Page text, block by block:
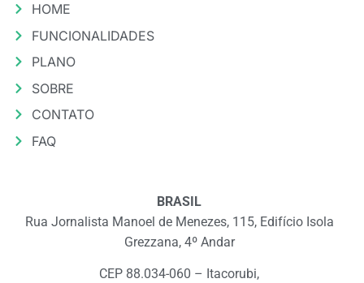
HOME
FUNCIONALIDADES
PLANO
SOBRE
CONTATO
FAQ
BRASIL
Rua Jornalista Manoel de Menezes, 115, Edifício Isola
Grezzana, 4º Andar
CEP 88.034-060 – Itacorubi,